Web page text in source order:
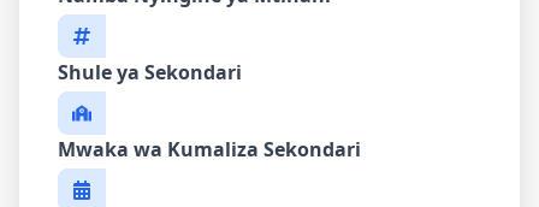
Shule ya Sekondari
Mwaka wa Kumaliza Sekondari